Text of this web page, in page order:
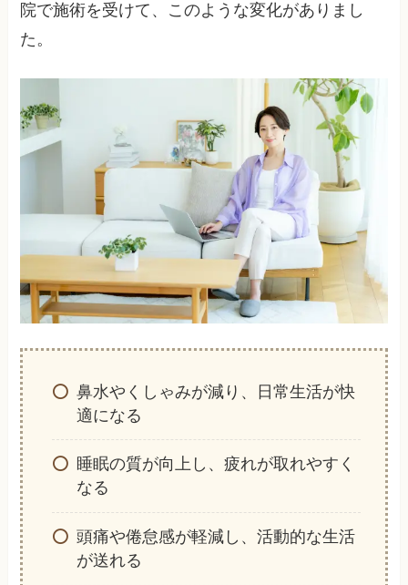
院で施術を受けて、このような変化がありまし
た。
鼻水やくしゃみが減り、日常生活が快
適になる
睡眠の質が向上し、疲れが取れやすく
なる
頭痛や倦怠感が軽減し、活動的な生活
が送れる